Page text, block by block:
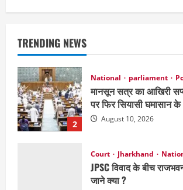
TRENDING NEWS
2
मानसून सत्र का आखिरी
3
Court Jharkhand
JPSC विवाद के बीच
जाने क्या ?
August 9, 2026
छत्तीसगढ़ राज्य
राजनीतिक दांव-पेंच के
मनेंद्रगढ़ में डीएफओ का